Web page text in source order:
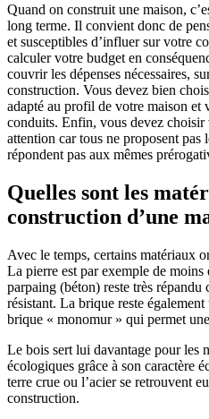
Quand on construit une maison,
long terme. Il convient donc de
et susceptibles d’influer sur votre
calculer votre budget en
couvrir les dépenses nécessaires,
construction. Vous devez bien
adapté au profil de votre maison et
conduits. Enfin, vous devez choisir
attention car tous ne proposent pas
répondent pas aux mêmes
Quelles sont les
construction d’une
Avec le temps, certains matériaux
La pierre est par exemple de
parpaing (béton) reste très
résistant. La brique reste
brique « monomur » qui permet
Le bois sert lui davantage pour les
écologiques grâce à son caractère
terre crue ou l’acier se retrouvent
construction.